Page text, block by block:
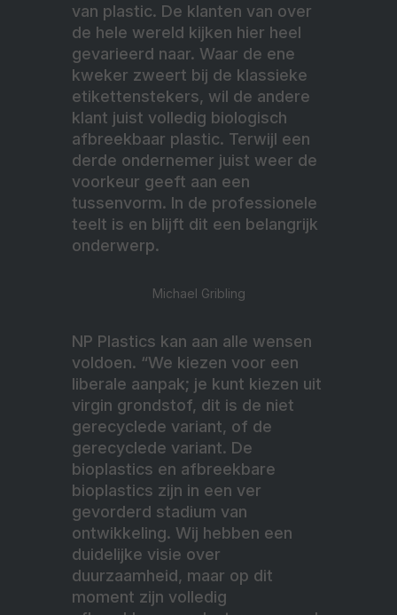
van plastic. De klanten van over
de hele wereld kijken hier heel
gevarieerd naar. Waar de ene
kweker zweert bij de klassieke
etikettenstekers, wil de andere
klant juist volledig biologisch
afbreekbaar plastic. Terwijl een
derde ondernemer juist weer de
voorkeur geeft aan een
tussenvorm. In de professionele
teelt is en blijft dit een belangrijk
onderwerp.
Michael Gribling
NP Plastics kan aan alle wensen
voldoen. “We kiezen voor een
liberale aanpak; je kunt kiezen uit
virgin grondstof, dit is de niet
gerecyclede variant, of de
gerecyclede variant. De
bioplastics en afbreekbare
bioplastics zijn in een ver
gevorderd stadium van
ontwikkeling. Wij hebben een
duidelijke visie over
duurzaamheid, maar op dit
moment zijn volledig